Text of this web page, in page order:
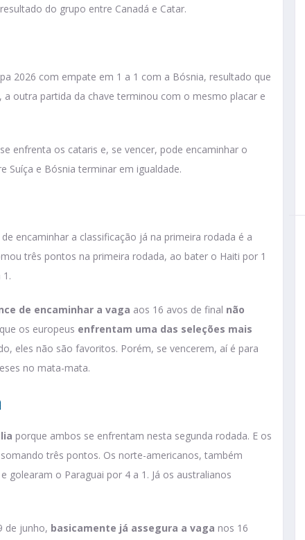
do grupo entre Canadá e Catar.
2026 com empate em 1 a 1 com a Bósnia, resultado que
outra partida da chave terminou com o mesmo placar e
enfrenta os cataris e, se vencer, pode encaminhar o
Suíça e Bósnia terminar em igualdade.
encaminhar a classificação já na primeira rodada é a
três pontos na primeira rodada, ao bater o Haiti por 1
de encaminhar a vaga aos 16 avos de final não
os europeus enfrentam uma das seleções mais
eles não são favoritos. Porém, se vencerem, aí é para
no mata-mata.
porque ambos se enfrentam nesta segunda rodada. E os
três pontos. Os norte-americanos, também
golearam o Paraguai por 4 a 1. Já os australianos
de junho, basicamente já assegura a vaga nos 16